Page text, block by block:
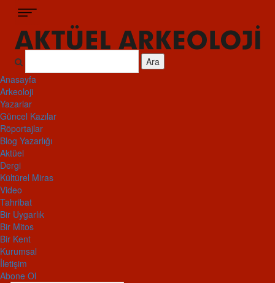
Ara
Anasayfa
Arkeoloji
Yazarlar
Güncel Kazılar
Röportajlar
Blog Yazarlığı
Aktüel
Dergi
Kültürel Miras
Video
Tahribat
Bir Uygarlık
Bir Mitos
Bir Kent
Kurumsal
İletişim
Abone Ol